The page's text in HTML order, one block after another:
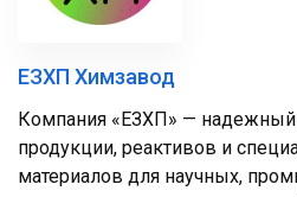
ЕЗХП Химзавод
Компания «ЕЗХП» —
продукции, реактивов и
материалов для научных,